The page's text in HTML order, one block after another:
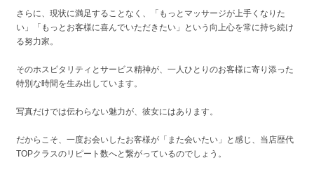
さらに、現状に満足することなく、「もっとマッサージが上手くなりた
い」「もっとお客様に喜んでいただきたい」という向上心を常に持ち続け
る努力家。
そのホスピタリティとサービス精神が、一人ひとりのお客様に寄り添った
特別な時間を生み出しています。
写真だけでは伝わらない魅力が、彼女にはあります。
だからこそ、一度お会いしたお客様が「また会いたい」と感じ、当店歴代
TOPクラスのリピート数へと繋がっているのでしょう。